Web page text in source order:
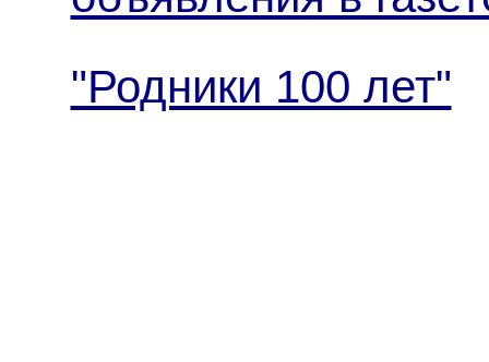
"Родники 100 лет"